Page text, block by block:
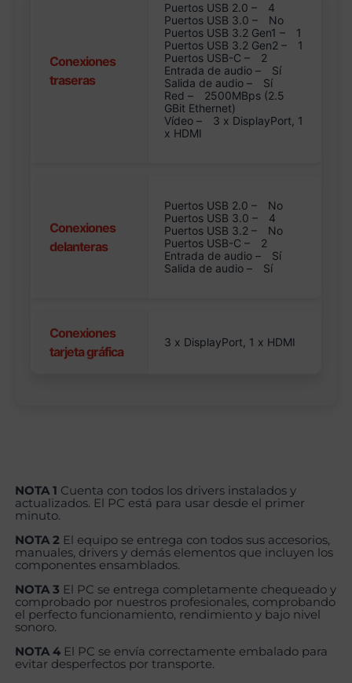
Conexiones
traseras
Puertos USB 2.0 –
4
Puertos USB 3.0 –
No
Puertos USB 3.2 Gen1 –
1
Puertos USB 3.2 Gen2 –
1
Puertos USB-C –
2
Entrada de audio –
Sí
Salida de audio –
Sí
Red –
2500MBps (2.5
GBit Ethernet)
Vídeo –
3 x DisplayPort, 1
x HDMI
Conexiones
delanteras
Puertos USB 2.0 –
No
Puertos USB 3.0 –
4
Puertos USB 3.2 –
No
Puertos USB-C –
2
Entrada de audio –
Sí
Salida de audio –
Sí
Conexiones
tarjeta gráfica
3 x DisplayPort, 1 x HDMI
NOTA 1 Cuenta con todos los drivers instalados y
actualizados. El PC está para usar desde el primer
minuto.
NOTA 2 El equipo se entrega con todos sus accesorios,
manuales, drivers y demás elementos que incluyen los
componentes ensamblados.
NOTA 3 El PC se entrega completamente chequeado y
comprobado por nuestros profesionales, comprobando
el perfecto funcionamiento, rendimiento y bajo nivel
sonoro.
NOTA 4 El PC se envía correctamente embalado para
evitar desperfectos por transporte.